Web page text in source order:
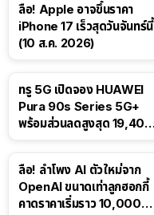
ลือ! Apple อาจขึ้นราคา
iPhone 17 เร็วสุดวันจันทร์นี้
(10 ส.ค. 2026)
ทรู 5G เปิดจอง HUAWEI
Pura 90s Series 5G+
พร้อมส่วนลดสูงสุด 19,400
ลือ! ลำโพง AI ตัวใหม่จาก
OpenAI ขนาดเท่าลูกฮอกกี้
คาดราคาเริ่มราว 10,000